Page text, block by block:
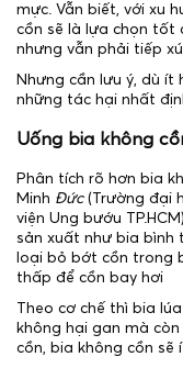
mực. Vẫn biết, với xu
cồn sẽ là lựa chọn tốt
nhưng vẫn phải tiếp
Nhưng cần lưu ý, dù ít
những tác hại nhất
Uống bia không
Phân tích rõ hơn bia
Minh Đức (Trường đại
viện Ung bướu
sản xuất như bia bình
loại bỏ bớt cồn trong
thấp để cồn bay hơi
Theo cơ chế thì bia
không hại gan mà
cồn, bia không cồn sẽ